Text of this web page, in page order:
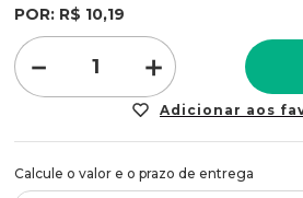
POR: R$ 10,19
＋
－